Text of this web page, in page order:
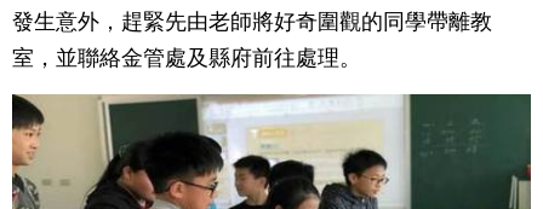
發生意外，趕緊先由老師將好奇圍觀的同學帶離教
室，並聯絡金管處及縣府前往處理。